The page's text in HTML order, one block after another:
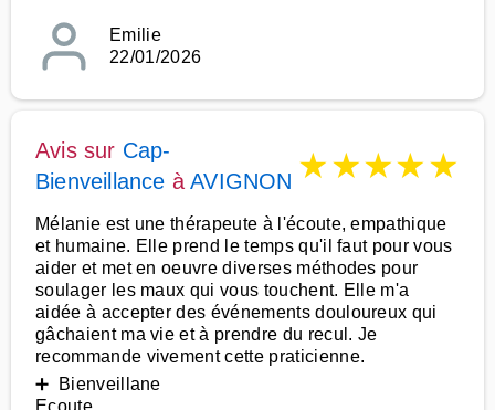
Emilie
22/01/2026
Avis sur Cap-
Bienveillance àAVIGNON ★★★★★
Mélanie est une thérapeute à l'écoute, empathique
et humaine. Elle prend le temps qu'il faut pour vous
aider et met en oeuvre diverses méthodes pour
soulager les maux qui vous touchent. Elle m'a
aidée à accepter des événements douloureux qui
gâchaient ma vie et à prendre du recul. Je
recommande vivement cette praticienne.
➕ Bienveillane
Ecoute